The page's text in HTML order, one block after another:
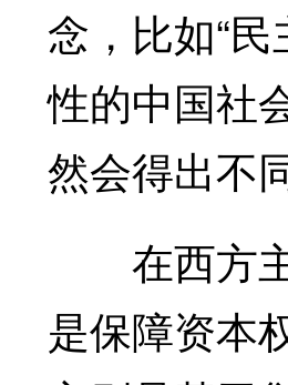
念，比如“
性的中国社
然会得出不
在西方主
是保障资本